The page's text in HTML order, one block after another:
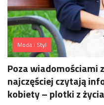
Moda i Styl
Poza wiadomościami
najczęściej czytają
kobiety – plotki z